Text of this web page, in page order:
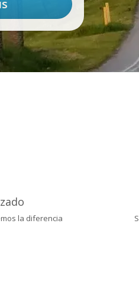
la diferencia